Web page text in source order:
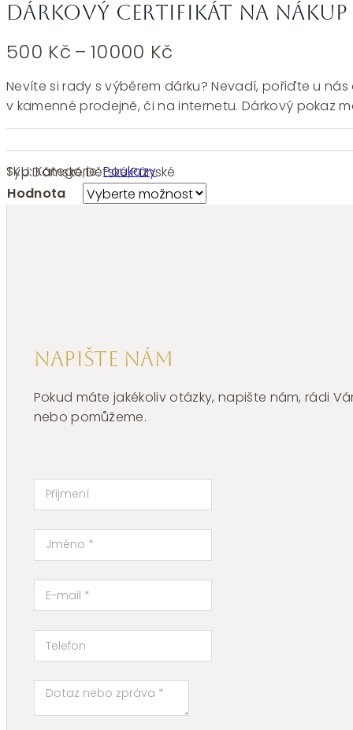
Dárkový certifikát na nákup
500 Kč – 10000 Kč
500 Kč
až
10000 Kč
Nevíte si rady s výběrem dárku? Nevadí, pořiďte u
v kamenné prodejně, či na internetu. Dárkový pokaz
SKU:Kategorie:Poukazy
Typ:Dámské,Dětské,Pánské
Hodnota
Napište nám
Pokud máte jakékoliv otázky, napište nám, rádi
nebo pomůžeme.